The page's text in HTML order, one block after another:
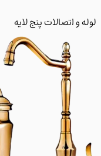
اتصالات پنج لایه